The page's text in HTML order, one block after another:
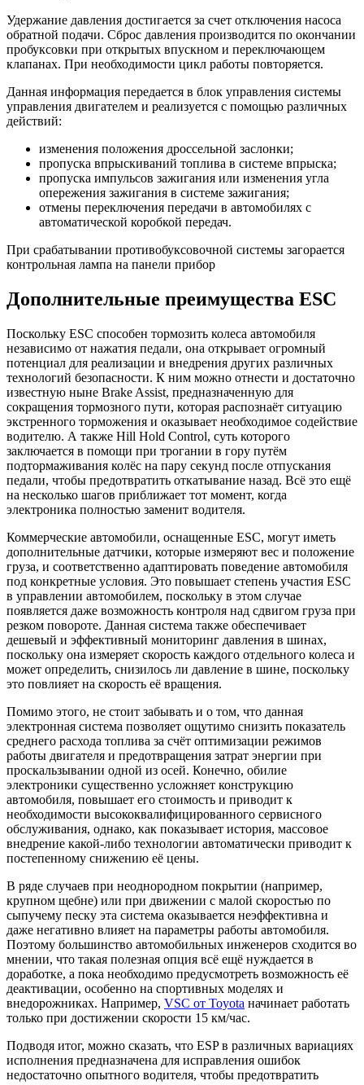
Удержание давления достигается за счет отключения насоса
обратной подачи. Сброс давления производится по окончании
пробуксовки при открытых впускном и переключающем
клапанах. При необходимости цикл работы повторяется.
Данная информация передается в блок управления системы
управления двигателем и реализуется с помощью различных
действий:
изменения положения дроссельной заслонки;
пропуска впрыскиваний топлива в системе впрыска;
пропуска импульсов зажигания или изменения угла
опережения зажигания в системе зажигания;
отмены переключения передачи в автомобилях с
автоматической коробкой передач.
При срабатывании противобуксовочной системы загорается
контрольная лампа на панели прибор
Дополнительные преимущества ESC
Поскольку ESC способен тормозить колеса автомобиля
независимо от нажатия педали, она открывает огромный
потенциал для реализации и внедрения других различных
технологий безопасности. К ним можно отнести и достаточно
известную ныне Brake Assist, предназначенную для
сокращения тормозного пути, которая распознаёт ситуацию
экстренного торможения и оказывает необходимое содействие
водителю. А также Hill Hold Control, суть которого
заключается в помощи при трогании в гору путём
подтормаживания колёс на пару секунд после отпускания
педали, чтобы предотвратить откатывание назад. Всё это ещё
на несколько шагов приближает тот момент, когда
электроника полностью заменит водителя.
Коммерческие автомобили, оснащенные ESC, могут иметь
дополнительные датчики, которые измеряют вес и положение
груза, и соответственно адаптировать поведение автомобиля
под конкретные условия. Это повышает степень участия ESC
в управлении автомобилем, поскольку в этом случае
появляется даже возможность контроля над сдвигом груза при
резком повороте. Данная система также обеспечивает
дешевый и эффективный мониторинг давления в шинах,
поскольку она измеряет скорость каждого отдельного колеса и
может определить, снизилось ли давление в шине, поскольку
это повлияет на скорость её вращения.
Помимо этого, не стоит забывать и о том, что данная
электронная система позволяет ощутимо снизить показатель
среднего расхода топлива за счёт оптимизации режимов
работы двигателя и предотвращения затрат энергии при
проскальзывании одной из осей. Конечно, обилие
электроники существенно усложняет конструкцию
автомобиля, повышает его стоимость и приводит к
необходимости высококвалифицированного сервисного
обслуживания, однако, как показывает история, массовое
внедрение какой-либо технологии автоматически приводит к
постепенному снижению её цены.
В ряде случаев при неоднородном покрытии (например,
крупном щебне) или при движении с малой скоростью по
сыпучему песку эта система оказывается неэффективна и
даже негативно влияет на параметры работы автомобиля.
Поэтому большинство автомобильных инженеров сходится во
мнении, что такая полезная опция всё ещё нуждается в
доработке, а пока необходимо предусмотреть возможность её
деактивации, особенно на спортивных моделях и
внедорожниках. Например, VSC от Toyota начинает работать
только при достижении скорости 15 км/час.
Подводя итог, можно сказать, что ESP в различных вариациях
исполнения предназначена для исправления ошибок
недостаточно опытного водителя, чтобы предотвратить